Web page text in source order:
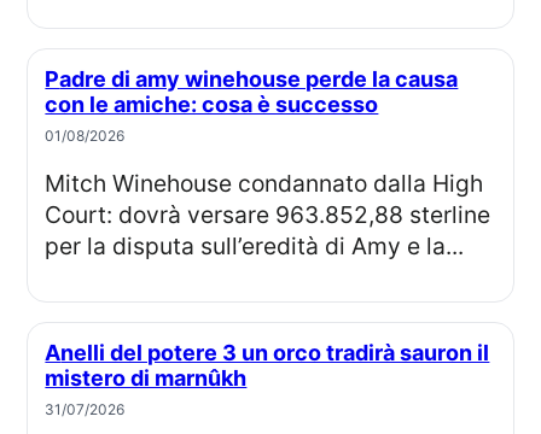
Padre di amy winehouse perde la causa
con le amiche: cosa è successo
01/08/2026
Mitch Winehouse condannato dalla High
Court: dovrà versare 963.852,88 sterline
per la disputa sull’eredità di Amy e la...
Anelli del potere 3 un orco tradirà sauron il
mistero di marnûkh
31/07/2026